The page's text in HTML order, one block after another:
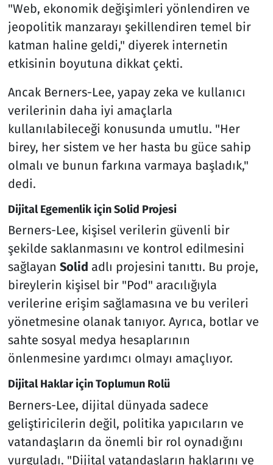
"Web, ekonomik değişimleri yönlendiren ve
jeopolitik manzarayı şekillendiren temel bir
katman haline geldi," diyerek internetin
etkisinin boyutuna dikkat çekti.
Ancak Berners-Lee, yapay zeka ve kullanıcı
verilerinin daha iyi amaçlarla
kullanılabileceği konusunda umutlu. "Her
birey, her sistem ve her hasta bu güce sahip
olmalı ve bunun farkına varmaya başladık,"
dedi.
Dijital Egemenlik için Solid Projesi
Berners-Lee, kişisel verilerin güvenli bir
şekilde saklanmasını ve kontrol edilmesini
sağlayan Solid adlı projesini tanıttı. Bu proje,
bireylerin kişisel bir "Pod" aracılığıyla
verilerine erişim sağlamasına ve bu verileri
yönetmesine olanak tanıyor. Ayrıca, botlar ve
sahte sosyal medya hesaplarının
önlenmesine yardımcı olmayı amaçlıyor.
Dijital Haklar için Toplumun Rolü
Berners-Lee, dijital dünyada sadece
geliştiricilerin değil, politika yapıcıların ve
vatandaşların da önemli bir rol oynadığını
vurguladı. "Dijital vatandaşların haklarını ve